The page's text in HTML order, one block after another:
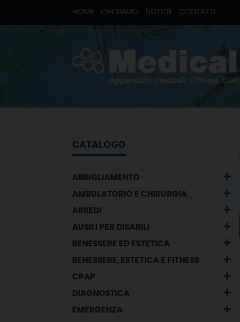
HOME CHI SIAMO NOTIZIE CONTATTI
CATALOGO
ABBIGLIAMENTO
AMBULATORIO E CHIRURGIA
ARREDI
AUSILI PER DISABILI
BENESSERE ED ESTETICA
BENESSERE, ESTETICA E FITNESS
CPAP
DIAGNOSTICA
EMERGENZA